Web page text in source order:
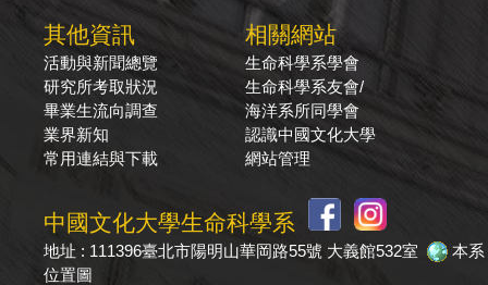
其他資訊
活動與新聞總覽
研究所考取狀況
畢業生流向調查
業界新知
常用連結與下載
相關網站
生命科學系學會
生命科學系友會/
海洋系所同學會
認識中國文化大學
網站管理
中國文化大學生命科學系
地址 : 111396臺北市陽明山華岡路55號 大義館532室
本系
位置圖